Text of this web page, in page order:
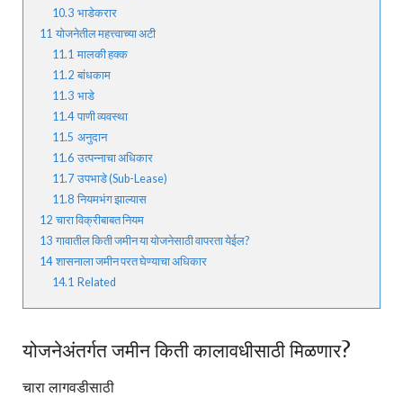
10.3 भाडेकरार
11 योजनेतील महत्त्वाच्या अटी
11.1 मालकी हक्क
11.2 बांधकाम
11.3 भाडे
11.4 पाणी व्यवस्था
11.5 अनुदान
11.6 उत्पन्नाचा अधिकार
11.7 उपभाडे (Sub-Lease)
11.8 नियमभंग झाल्यास
12 चारा विक्रीबाबत नियम
13 गावातील किती जमीन या योजनेसाठी वापरता येईल?
14 शासनाला जमीन परत घेण्याचा अधिकार
14.1 Related
योजनेअंतर्गत जमीन किती कालावधीसाठी मिळणार?
चारा लागवडीसाठी